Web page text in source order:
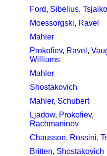
Ford, Sibelius,
Moessorgski, Ravel
Mahler
Prokofiev, Ravel ,
Williams
Mahler
Shostakovich
Mahler, Schubert
Ljadow, Prokofiev,
Rachmaninov
Chausson, Rossini,
Britten, Shostakovich